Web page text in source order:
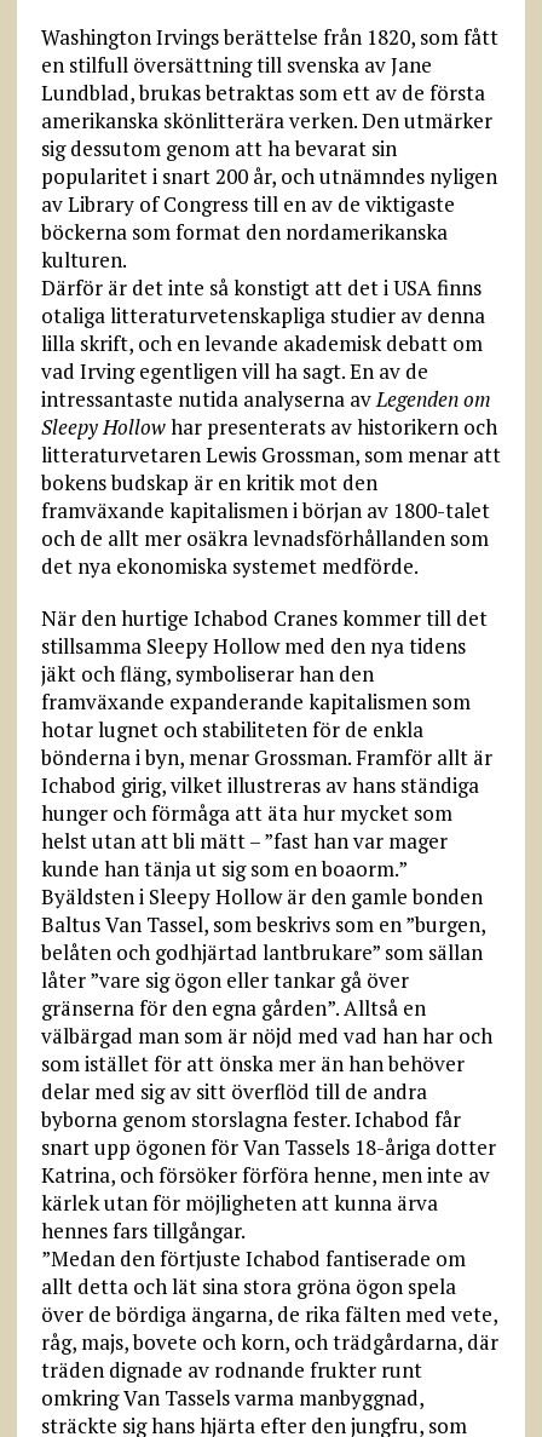
Washington Irvings berättelse från 1820, som fått
en stilfull översättning till svenska av Jane
Lundblad, brukas betraktas som ett av de första
amerikanska skönlitterära verken. Den utmärker
sig dessutom genom att ha bevarat sin
popularitet i snart 200 år, och utnämndes nyligen
av Library of Congress till en av de viktigaste
böckerna som format den nordamerikanska
kulturen.
Därför är det inte så konstigt att det i USA finns
otaliga litteraturvetenskapliga studier av denna
lilla skrift, och en levande akademisk debatt om
vad Irving egentligen vill ha sagt. En av de
intressantaste nutida analyserna avLegenden om
Sleepy Hollowhar presenterats av historikern och
litteraturvetaren Lewis Grossman, som menar att
bokens budskap är en kritik mot den
framväxande kapitalis­men i början av 1800-talet
och de allt mer osäkra levnadsförhållanden som
det nya ekonomiska systemet medförde.
När den hurtige Ichabod Cranes kommer till det
stillsamma Sleepy Hollow med den nya tidens
jäkt och fläng, symboliserar han den
framväxande expanderande kapitalismen som
hotar lugnet och stabiliteten för de enkla
bönderna i byn, menar Grossman. Framför allt är
Ichabod girig, vilket illustreras av hans ständiga
hunger och förmåga att äta hur mycket som
helst utan att bli mätt – ”fast han var mager
kunde han tänja ut sig som en boaorm.”
Byäldsten i Sleepy Hollow är den gamle bonden
Baltus Van Tassel, som beskrivs som en ”burgen,
belåten och godhjärtad lantbrukare” som sällan
låter ”vare sig ögon eller tankar gå över
gränserna för den egna gården”. Alltså en
välbärgad man som är nöjd med vad han har och
som istället för att önska mer än han behöver
delar med sig av sitt överflöd till de andra
byborna genom storslagna fester. Ichabod får
snart upp ögonen för Van Tassels 18-åriga dotter
Katrina, och försöker förföra henne, men inte av
kärlek utan för möjligheten att kunna ärva
hennes fars tillgångar.
”Medan den förtjuste Ichabod fantiserade om
allt detta och lät sina stora gröna ögon spela
över de bördiga ängarna, de rika fälten med vete,
råg, majs, bovete och korn, och trädgårdarna, där
träden dignade av rodnande frukter runt
omkring Van Tassels varma manbyggnad,
sträckte sig hans hjärta efter den jungfru, som